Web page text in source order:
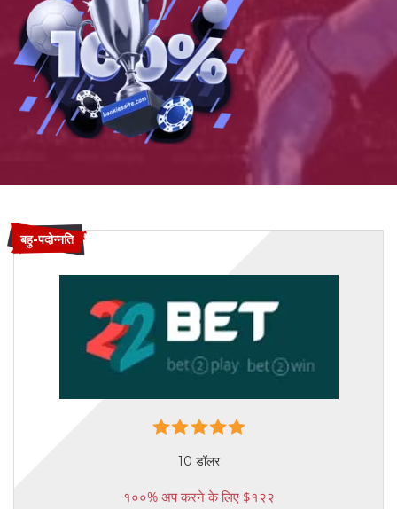
बहु-पदोन्नति
10 डॉलर
१००% अप करने के लिए $१२२